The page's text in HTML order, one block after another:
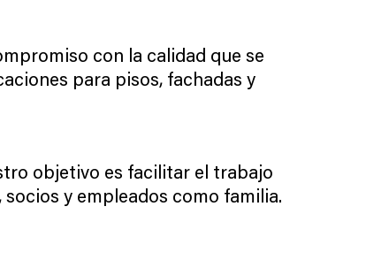
con la calidad que se
para pisos, fachadas y
objetivo es facilitar el trabajo
y empleados como familia.